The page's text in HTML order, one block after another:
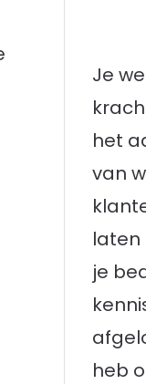
Je
het
van
laten
je
heb